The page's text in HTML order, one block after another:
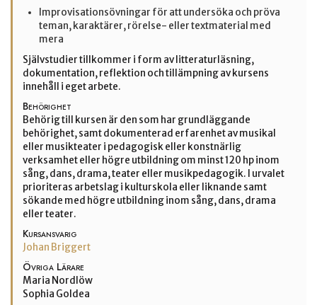
Improvisationsövningar för att undersöka och pröva
teman, karaktärer, rörelse- eller textmaterial med
mera
Självstudier tillkommer i form av litteraturläsning,
dokumentation, reflektion och tillämpning av kursens
innehåll i eget arbete.
Behörighet
Behörig till kursen är den som har grundläggande
behörighet, samt dokumenterad erfarenhet av musikal
eller musikteater i pedagogisk eller konstnärlig
verksamhet eller högre utbildning om minst 120 hp inom
sång, dans, drama, teater eller musikpedagogik. I urvalet
prioriteras arbetslag i kulturskola eller liknande samt
sökande med högre utbildning inom sång, dans, drama
eller teater.
Kursansvarig
Johan Briggert
Övriga Lärare
Maria Nordlöw
Sophia Goldea